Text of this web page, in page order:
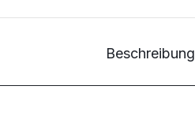
Beschreibung